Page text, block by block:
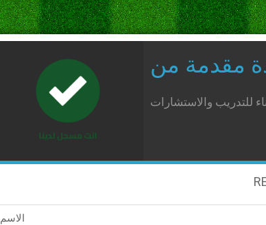
مقدمة من
للتدريب والاستشارات
الاسم